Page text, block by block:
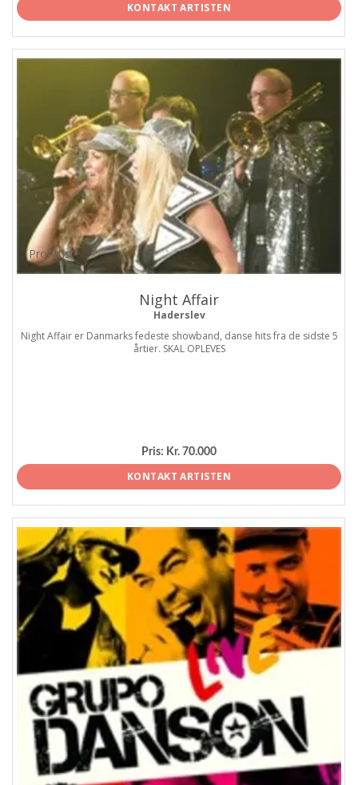
KONTAKT ARTISTEN
ProArtist
Night Affair
Haderslev
Night Affair er Danmarks fedeste showband, danse hits fra de sidste 5
årtier. SKAL OPLEVES
Pris: Kr. 70.000
KONTAKT ARTISTEN